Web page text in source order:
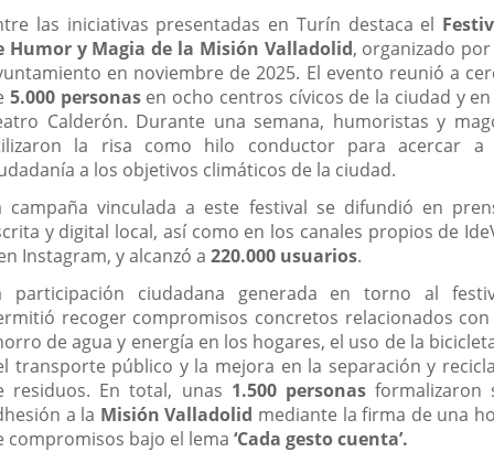
las iniciativas presentadas en Turín destaca el
Humor y Magia de la Misión Valladolid, organizado
en noviembre de 2025. El evento reunió a
5.000 personasen ocho centros cívicos de la ciudad y
Calderón. Durante una semana, humoristas y
la risa como hilo conductor para acercar a
a los objetivos climáticos de la ciudad.
campaña vinculada a este festival se difundió en
y digital local, así como en los canales propios de
Instagram, y alcanzó a 220.000 usuarios.
participación ciudadana generada en torno al
recoger compromisos concretos relacionados
de agua y energía en los hogares, el uso de la
transporte público y la mejora en la separación y
residuos. En total, unas 1.500 personasformalizaron
a la Misión Valladolid mediante la firma de una
compromisos bajo el lema ‘Cada gesto cuenta’.